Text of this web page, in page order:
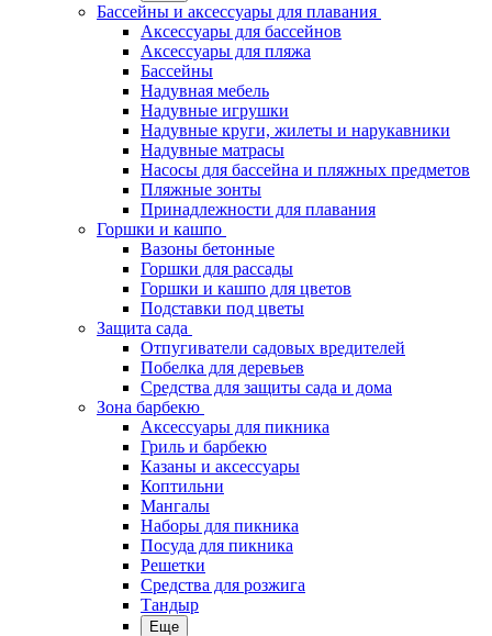
Бассейны и аксессуары для плавания
Аксессуары для бассейнов
Аксессуары для пляжа
Бассейны
Надувная мебель
Надувные игрушки
Надувные круги, жилеты и нарукавники
Надувные матрасы
Насосы для бассейна и пляжных предметов
Пляжные зонты
Принадлежности для плавания
Горшки и кашпо
Вазоны бетонные
Горшки для рассады
Горшки и кашпо для цветов
Подставки под цветы
Защита сада
Отпугиватели садовых вредителей
Побелка для деревьев
Средства для защиты сада и дома
Зона барбекю
Аксессуары для пикника
Гриль и барбекю
Казаны и аксессуары
Коптильни
Мангалы
Наборы для пикника
Посуда для пикника
Решетки
Средства для розжига
Тандыр
Еще